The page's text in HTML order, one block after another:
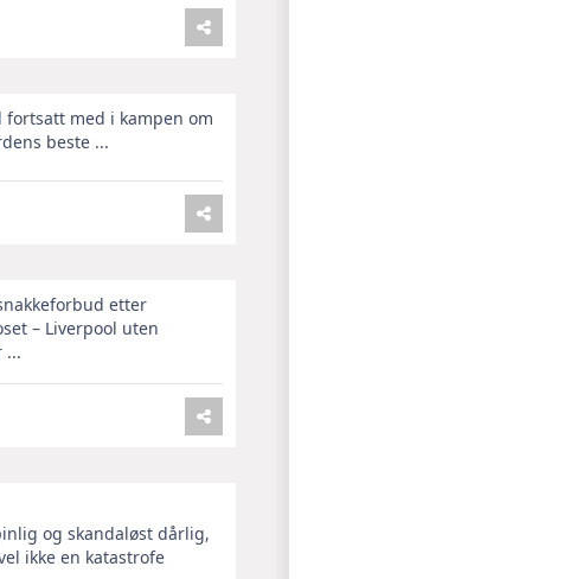
fortsatt med i kampen om
beste ...
etter
– Liverpool uten
...
og skandaløst dårlig,
ikke en katastrofe